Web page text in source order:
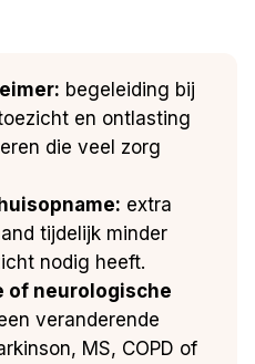
begeleiding bij
en ontlasting
die veel zorg
extra
tijdelijk minder
nodig heeft.
of neurologische
veranderende
MS, COPD of